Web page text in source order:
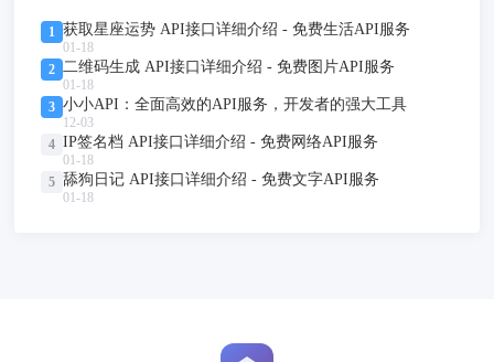
1 获取星座运势 API接口详细介绍 - 免费生活API服务
01-18
2 二维码生成 API接口详细介绍 - 免费图片API服务
01-18
3 小小API：全面高效的API服务，开发者的强大工具
12-03
4 IP签名档 API接口详细介绍 - 免费网络API服务
01-18
5 舔狗日记 API接口详细介绍 - 免费文字API服务
01-18